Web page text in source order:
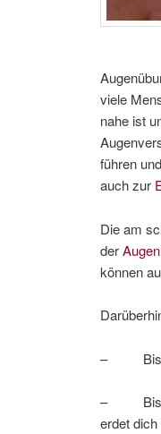
viele
nahe ist
führen
auch zur
Die am
derAugen
können
– Bist du
– Bist du
erdet dich